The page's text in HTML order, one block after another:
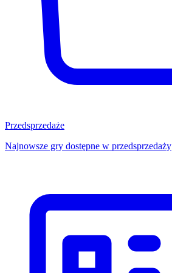
Przedsprzedaże
Najnowsze gry dostępne w przedsprzedaży